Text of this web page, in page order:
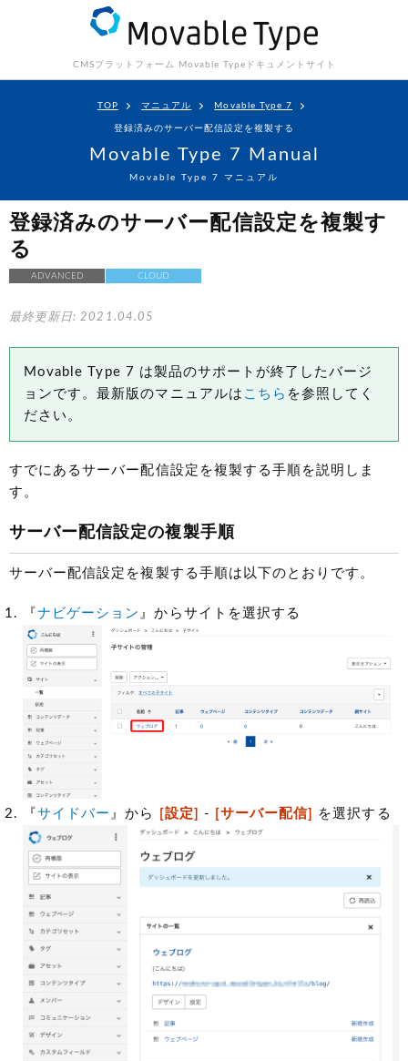
CMSプラットフォーム Movable Type ドキュメントサイト
TOP マニュアル Movable Type 7
登録済みのサーバー配信設定を複製する
Movable Type 7 Manual
Movable Type 7 マニュアル
登録済みのサーバー配信設定を複製す
る
ADVANCED CLOUD
最終更新日: 2021.04.05
Movable Type 7 は製品のサポートが終了したバージ
ョンです。最新版のマニュアルは こちら を参照してく
ださい。
すでにあるサーバー配信設定を複製する手順を説明しま
す。
サーバー配信設定の複製手順
サーバー配信設定を複製する手順は以下のとおりです。
『ナビゲーション 』からサイトを選択する
『サイドバー 』から [設定] - [サーバー配信] を選択する